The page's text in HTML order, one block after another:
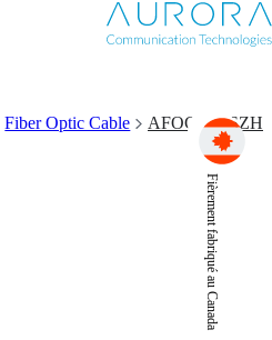
Fièrement fabriqué au Canada
Fiber Optic Cable AFOC-SILSZH